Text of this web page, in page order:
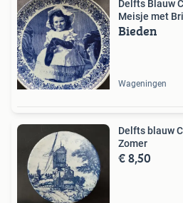
Delfts Blauw
Meisje met Bril
Bieden
Wageningen
Delfts blauw
Zomer
€ 8,50